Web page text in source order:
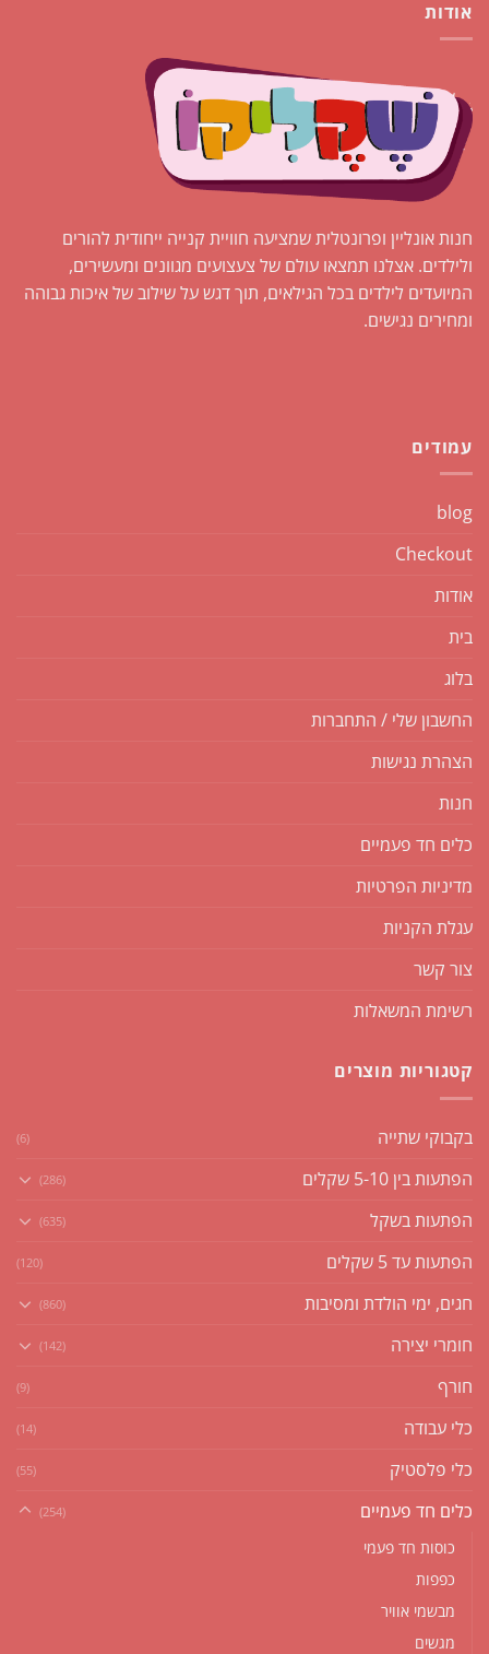
אודות
חנות אונליין ופרונטלית שמציעה חוויית קנייה ייחודית להורים
ולילדים. אצלנו תמצאו עולם של צעצועים מגוונים ומעשירים,
המיועדים לילדים בכל הגילאים, תוך דגש על שילוב של איכות גבוהה
ומחירים נגישים.
עמודים
blog
Checkout
אודות
בית
בלוג
החשבון שלי / התחברות
הצהרת נגישות
חנות
כלים חד פעמיים
מדיניות הפרטיות
עגלת הקניות
צור קשר
רשימת המשאלות
קטגוריות מוצרים
בקבוקי שתייה (6)
הפתעות בין 5-10 שקלים (286)
הפתעות בשקל (635)
הפתעות עד 5 שקלים (120)
חגים, ימי הולדת ומסיבות (860)
חומרי יצירה (142)
חורף (9)
כלי עבודה (14)
כלי פלסטיק (55)
כלים חד פעמיים (254)
כוסות חד פעמי
כפפות
מבשמי אוויר
מגשים